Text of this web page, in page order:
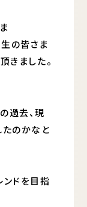
の皆さま
きました。
過去、現
たのかなと
ンドを目指